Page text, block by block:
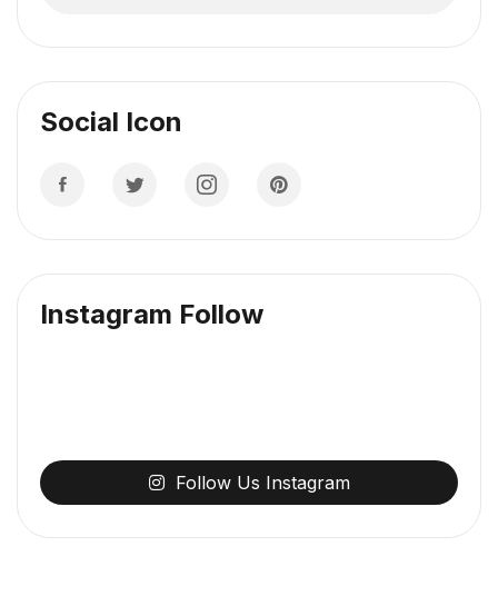
Social Icon
Instagram Follow
Follow Us Instagram